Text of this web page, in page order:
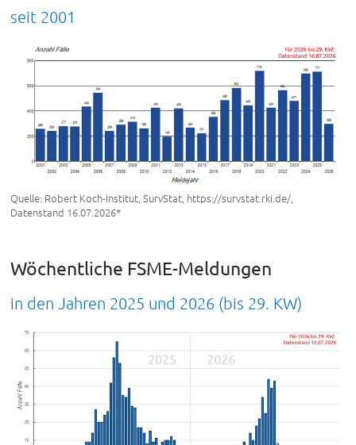
seit 2001
Quelle: Robert Koch-Institut, SurvStat, https://survstat.rki.de/,
Datenstand 16.07.2026*
Wöchentliche FSME-Meldungen
in den Jahren 2025 und 2026 (bis 29. KW)